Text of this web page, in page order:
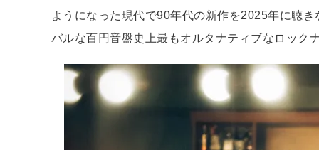
ようになった現代で90年代の新作を2025年に聴
バルな百円音盤史上最もオルタナティブなロック